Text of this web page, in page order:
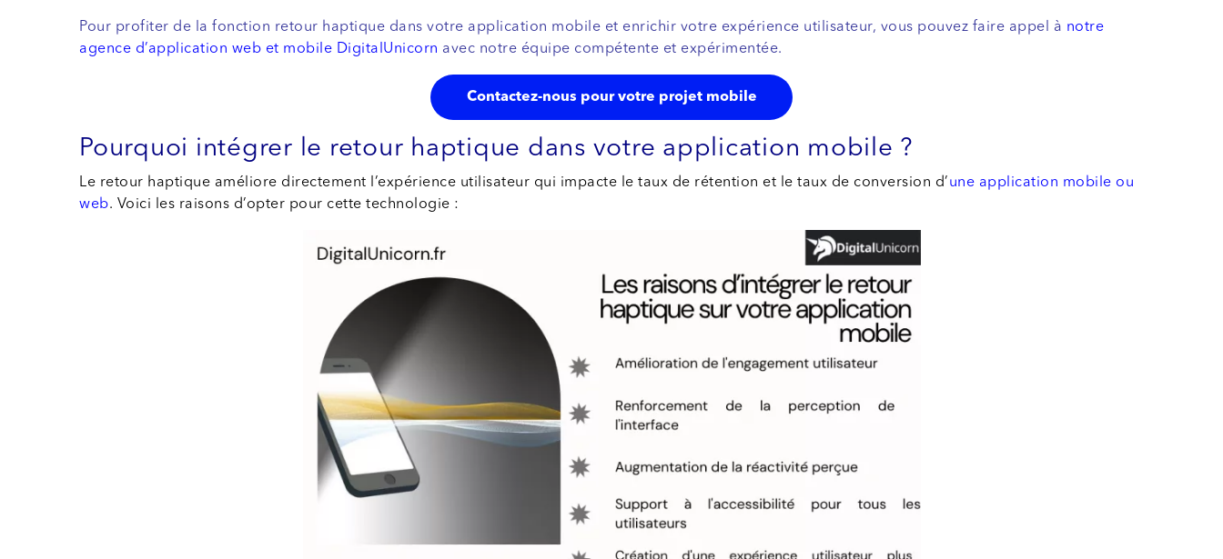
Pour profiter de la fonction retour haptique dans votre application mobile et enrichir votre expérience utilisateur, vous pouvez faire appel à notre
agence d’application web et mobile DigitalUnicorn avec notre équipe compétente et expérimentée.
Contactez-nous pour votre projet mobile
Pourquoi intégrer le retour haptique dans votre application mobile ?
Le retour haptique améliore directement l’expérience utilisateur qui impacte le taux de rétention et le taux de conversion d’ une application mobile ou
web. Voici les raisons d’opter pour cette technologie :